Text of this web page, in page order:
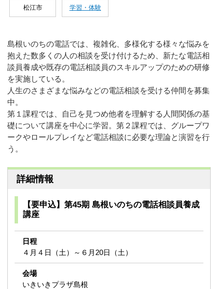
松江市 学習・体験
島根いのちの電話では、複雑化、多様化する様々な悩みを
抱えた数多くの人の相談を受け付けるため、新たな電話相
談員養成や既存の電話相談員のスキルアップのための研修
を実施している。
人生のさまざまな悩みなどの電話相談を受ける仲間を募集
中。
第１課程では、自己を見つめ他者を理解する人間関係の基
礎について講座を中心に学習。第２課程では、グループワ
ークやロールプレイなど電話相談に必要な理論と演習を行
う。
詳細情報
【要申込】第45期 島根いのちの電話相談員養成
講座
日程
４月４日（土）～６月20日（土）
会場
いきいきプラザ島根